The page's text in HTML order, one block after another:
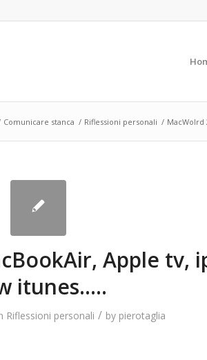
Comunicare stanca / Riflessioni personali / MacWolrd
Apple tv,
itunes…..
Riflessioni personali / by pierotaglia